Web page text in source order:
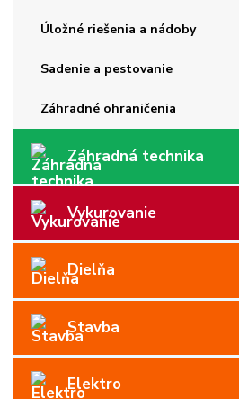
Úložné riešenia a nádoby
Sadenie a pestovanie
Záhradné ohraničenia
Záhradná technika
Vykurovanie
Dielňa
Stavba
Elektro